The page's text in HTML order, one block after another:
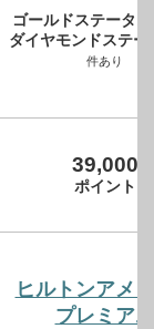
ゴールドステータス
ダイヤモンドステー
件あり
39,000
ポイント
ヒルトンアメ
プレミアム